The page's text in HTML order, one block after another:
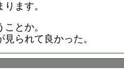
ます。
とか。
られて良かった。